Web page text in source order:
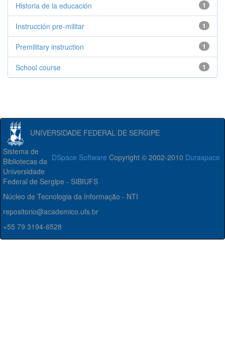
1
Historia de la educación
1
Instrucción pre-militar
1
Premilitary instruction
1
School course
UNIVERSIDADE FEDERAL DE SERGIPE
DSpace Software Copyright © 2002-2010 Duraspace
Sistema de
Bibliotecas da
Universidade
Federal de Sergipe - SIBIUFS
Núcleo de Tecnologia da Informação - NTI
repositorio@academico.ufs.br
+55 79 3194-6528